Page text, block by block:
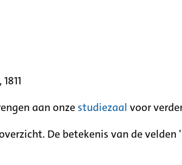
aan onze studiezaal voor
De betekenis van de